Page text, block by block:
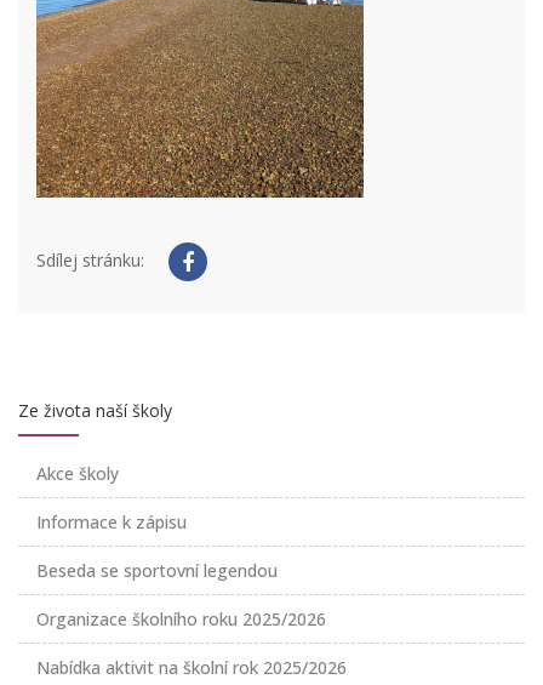
Sdílej stránku:
Ze života naší školy
Akce školy
Informace k zápisu
Beseda se sportovní legendou
Organizace školního roku 2025/2026
Nabídka aktivit na školní rok 2025/2026